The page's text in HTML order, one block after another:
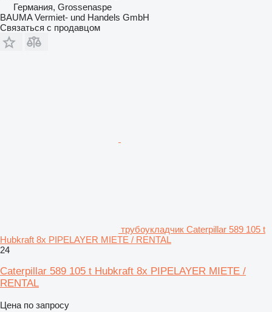
Германия, Grossenaspe
BAUMA Vermiet- und Handels GmbH
Связаться с продавцом
трубоукладчик Caterpillar 589 105 t
Hubkraft 8x PIPELAYER MIETE / RENTAL
24
Caterpillar 589 105 t Hubkraft 8x PIPELAYER MIETE /
RENTAL
Цена по запросу